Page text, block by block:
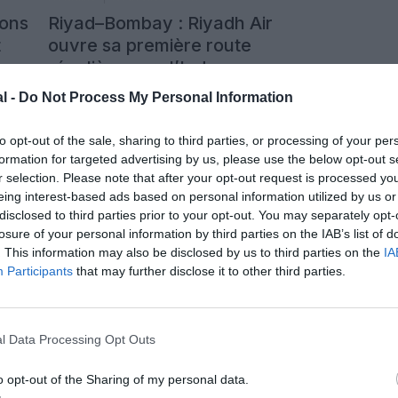
- Do Not Process My Personal Information
opt-out of the sale, sharing to third parties, or processing of your
for targeted advertising by us, please use the below opt-out
selection. Please note that after your opt-out request is processed
interest-based ads based on personal information utilized by us
to third parties prior to your opt-out. You may separately
of your personal information by third parties on the IAB’s list of
This information may also be disclosed by us to third parties on the
Participants that may further disclose it to other third parties.
Data Processing Opt Outs
opt-out of the Sharing of my personal data.
7%
la
Riyad–Bombay : Riyadh Air
ouvre sa première route
régulière vers l’Inde
Publié le 5 août 2026 à
2 commentaires
Riyadh Air a inauguré le 4 août sa première liaison
régulière à destination de l’Inde, entre Riyad et
Bombay. Exploitée quotidiennement en Boeing
787-9, cette nouvelle route illustre l’accélération
de la jeune compagnie saoudienne, qui veut faire
de la capitale du Royaume un grand hub
intercontinental, à la fois pour les passagers et le
fret. […]
LIRE L'ARTICLE